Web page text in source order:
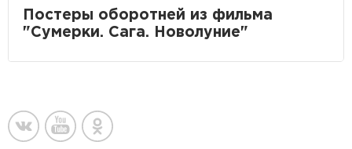
Постеры оборотней из фильма
"Сумерки. Сага. Новолуние"